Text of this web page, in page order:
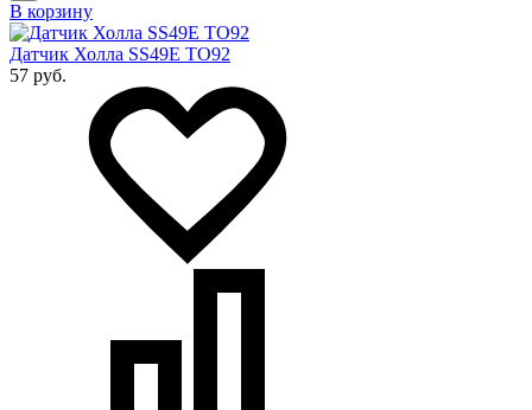
В корзину
Датчик Холла SS49E TO92
57 руб.